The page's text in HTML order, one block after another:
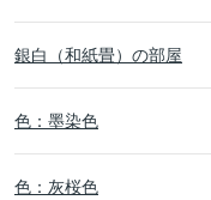
銀白（和紙畳）の部屋
色：墨染色
色：灰桜色